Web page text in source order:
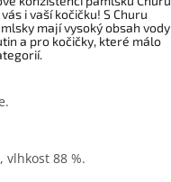
i vaší kočičku! S Churu
mají vysoký obsah vody
a pro kočičky, které málo
vlhkost 88 %.